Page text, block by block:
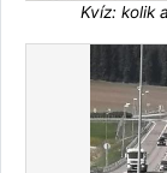
Kvíz: kolik